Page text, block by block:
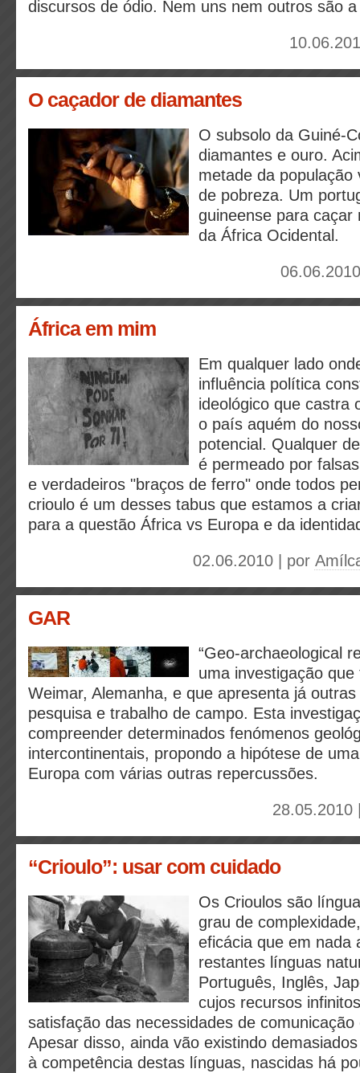
discursos de ódio. Nem uns nem outros são
O caçador de diamantes
O subsolo da Guiné-
diamantes e ouro.
metade da
de pobreza. Um
guineense para caçar
da África Ocidental.
África em mim
Em qualquer lado
influência política
ideológico que castra
o país aquém do
potencial. Qualquer
é permeado por
e verdadeiros "braços de ferro" onde todos
crioulo é um desses tabus que estamos a
para a questão África vs Europa e da
02.06.2010 | por
GAR
“Geo-archaeological
uma investigação
Weimar, Alemanha, e que apresenta já
pesquisa e trabalho de campo. Esta
compreender determinados fenómenos
intercontinentais, propondo a hipótese de
Europa com várias outras repercussões.
“Crioulo”: usar com cuidado
Os Crioulos são
grau de
eficácia que em nada
restantes línguas
Português, Inglês,
cujos recursos
satisfação das necessidades de
Apesar disso, ainda vão existindo
à competência destas línguas, nascidas há